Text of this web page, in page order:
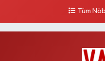
VANYOLU MAH.KARAYUSUF BEY
Tüm